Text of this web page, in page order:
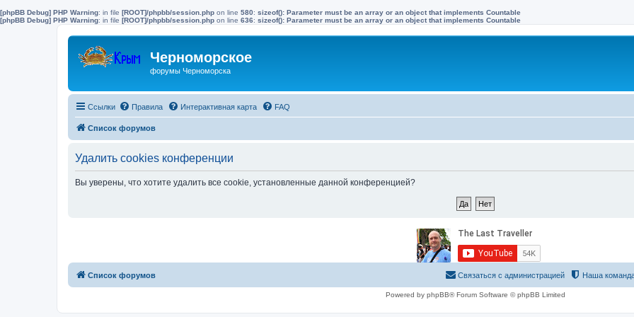
[phpBB Debug] PHP Warning: in file [ROOT]/phpbb/session.php on line 580: sizeof(): Parameter must be an array or an object that implements Countable
[phpBB Debug] PHP Warning: in file [ROOT]/phpbb/session.php on line 636: sizeof(): Parameter must be an array or an object that implements Countable
Черноморское
форумы Черноморска
Ссылки Правила Интерактивная карта FAQ
Список форумов
Удалить cookies конференции
Вы уверены, что хотите удалить все cookie, установленные данной конференцией?
Список форумов Наша
Связаться с администрацией
Powered by phpBB® Forum Software © phpBB Limited